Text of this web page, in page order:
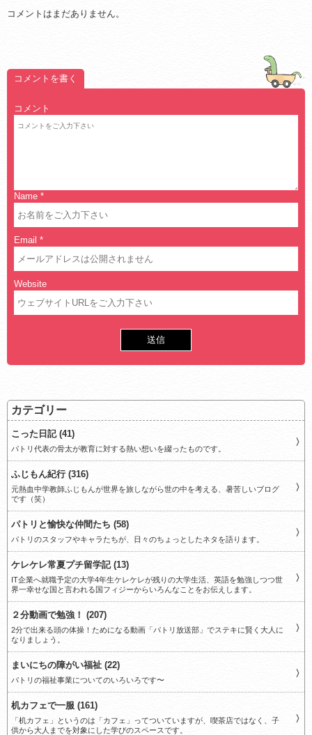
コメントはまだありません。
コメントを書く
コメント
Name *
Email *
Website
カテゴリー
こった日記 (41)
パトリ代表の骨太が教育に対する熱い想いを綴ったものです。
ふじもん紀行 (316)
元熱血中学教師ふじもんが世界を旅しながら世の中を考える、暑苦しいブログ
です（笑）
パトリと愉快な仲間たち (58)
パトリのスタッフやキャラたちが、日々のちょっとしたネタを語ります。
ケレケレ常夏プチ留学記 (13)
IT企業へ就職予定の大学4年生ケレケレが残りの大学生活、英語を勉強しつつ世
界一幸せな国と言われる国フィジーからいろんなことをお伝えします。
２分動画で勉強！ (207)
2分で出来る頭の体操！ためになる動画「パトリ放送部」でステキに賢く大人に
なりましょう。
まいにちの障がい福祉 (22)
パトリの福祉事業についてのいろいろです〜
机カフェで一服 (161)
「机カフェ」というのは「カフェ」ってついていますが、喫茶店ではなく、子
供から大人までを対象にした学びのスペースです。